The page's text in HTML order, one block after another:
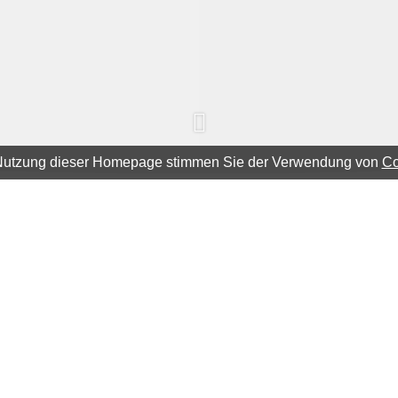
dieser Homepage stimmen Sie der Verwendung von